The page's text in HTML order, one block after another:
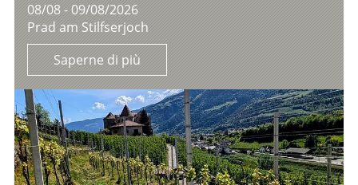
08/08 - 09/08/2026
Prad am Stilfserjoch
Saperne di più